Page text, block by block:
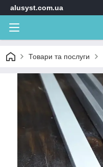
alusyst.com.ua
Товари та послуги